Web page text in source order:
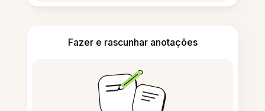
Fazer e rascunhar anotações